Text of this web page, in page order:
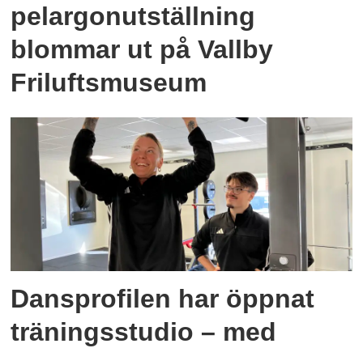
pelargonutställning
blommar ut på Vallby
Friluftsmuseum
Dansprofilen har öppnat
träningsstudio – med